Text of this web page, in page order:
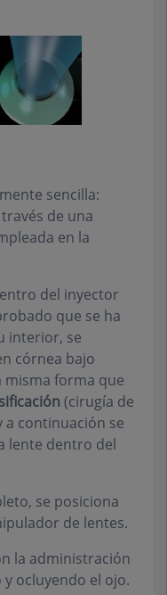
sencilla:
de una
en la
del inyector
que se ha
interior, se
córnea bajo
misma forma que
(cirugía de
continuación se
lente dentro del
se posiciona
de lentes.
la administración
ocluyendo el ojo.